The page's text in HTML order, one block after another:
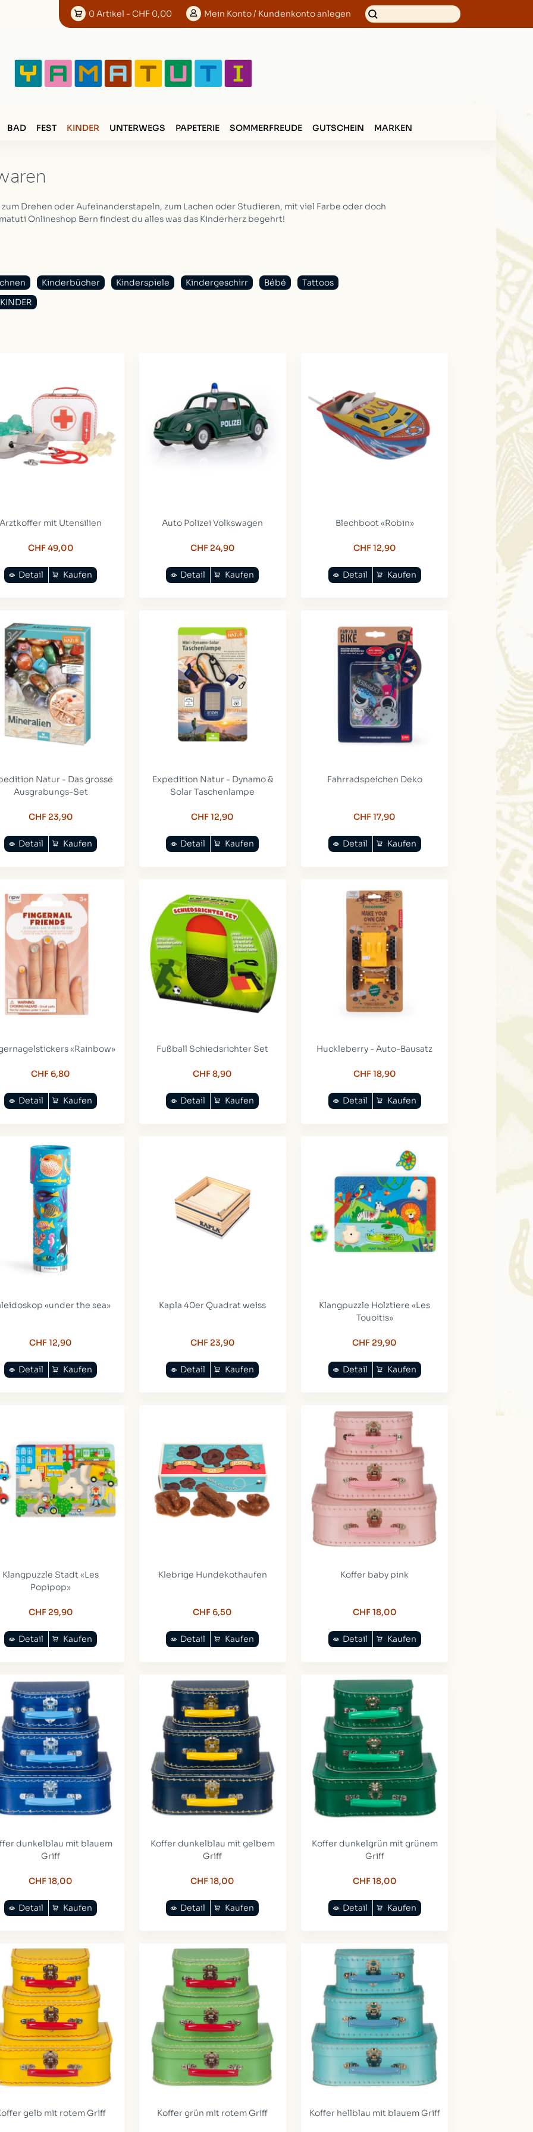
0Artikel - CHF 0,00 Mein Konto/ Kundenkonto anlegen
BAD FEST KINDER UNTERWEGS PAPETERIE SOMMERFREUDE GUTSCHEIN MARKEN
Drehen oder Aufeinanderstapeln, zum Lachen oder Studieren, mit viel Farbe oder doch
Onlineshop Bern findest du alles was das Kinderherz begehrt!
Kinderbücher Kinderspiele Kindergeschirr Bébé
Tattoos
Arztkoffer mit Utensilien
CHF 49,00
Kaufen
Detail
Auto Polizei Volkswagen
CHF 24,90
Kaufen
Detail
Blechboot «Robin»
CHF 12,90
Kaufen
Detail
Natur - Das grosse
Ausgrabungs-Set
CHF 23,90
Kaufen
Detail
Expedition Natur - Dynamo &
Solar Taschenlampe
CHF 12,90
Kaufen
Detail
Fahrradspeichen Deko
CHF 17,90
Kaufen
Detail
«Rainbow»
CHF 6,80
Kaufen
Detail
Fußball Schiedsrichter Set
CHF 8,90
Kaufen
Detail
Huckleberry - Auto-Bausatz
CHF 18,90
Kaufen
Detail
«under the sea»
CHF 12,90
Kaufen
Detail
Kapla 40er Quadrat weiss
CHF 23,90
Kaufen
Detail
Klangpuzzle Holztiere «Les
Touoitis»
CHF 29,90
Kaufen
Detail
Klangpuzzle Stadt «Les
Popipop»
CHF 29,90
Kaufen
Detail
Klebrige Hundekothaufen
CHF 6,50
Kaufen
Detail
Koffer baby pink
CHF 18,00
Kaufen
Detail
dunkelblau mit blauem
Griff
CHF 18,00
Kaufen
Detail
Koffer dunkelblau mit gelbem
Griff
CHF 18,00
Kaufen
Detail
Koffer dunkelgrün mit grünem
Griff
CHF 18,00
Kaufen
Detail
gelb mit rotem Griff Koffer grün mit rotem Griff Koffer hellblau mit blauem Griff